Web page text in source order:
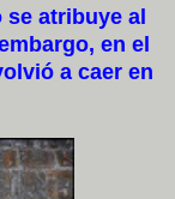
atribuye al
en el
a caer en